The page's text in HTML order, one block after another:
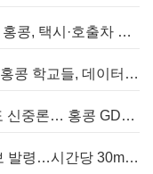
[홍콩사회] "네비만 믿다간 큰일"… 홍콩, 택시·호출차 통합 시험 도입하며 규제 본격화
[홍콩교육] "AI 도구 난립의 역습" 홍콩 학교들, 데이터 고립에 교육 효과 평가 비상
[홍콩경제] ‘역대급’ 재정 성장에도 신중론… 홍콩 GDP 전망 상향 속 “지정학적 리스크 경계”
[홍콩날씨] 기상청, 황색 폭우 경보 발령…시간당 30mm 이상 강우 예보